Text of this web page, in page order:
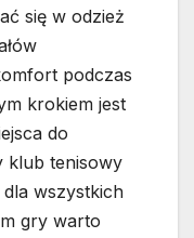
się w odzież
podczas
krokiem jest
do
klub tenisowy
wszystkich
gry warto